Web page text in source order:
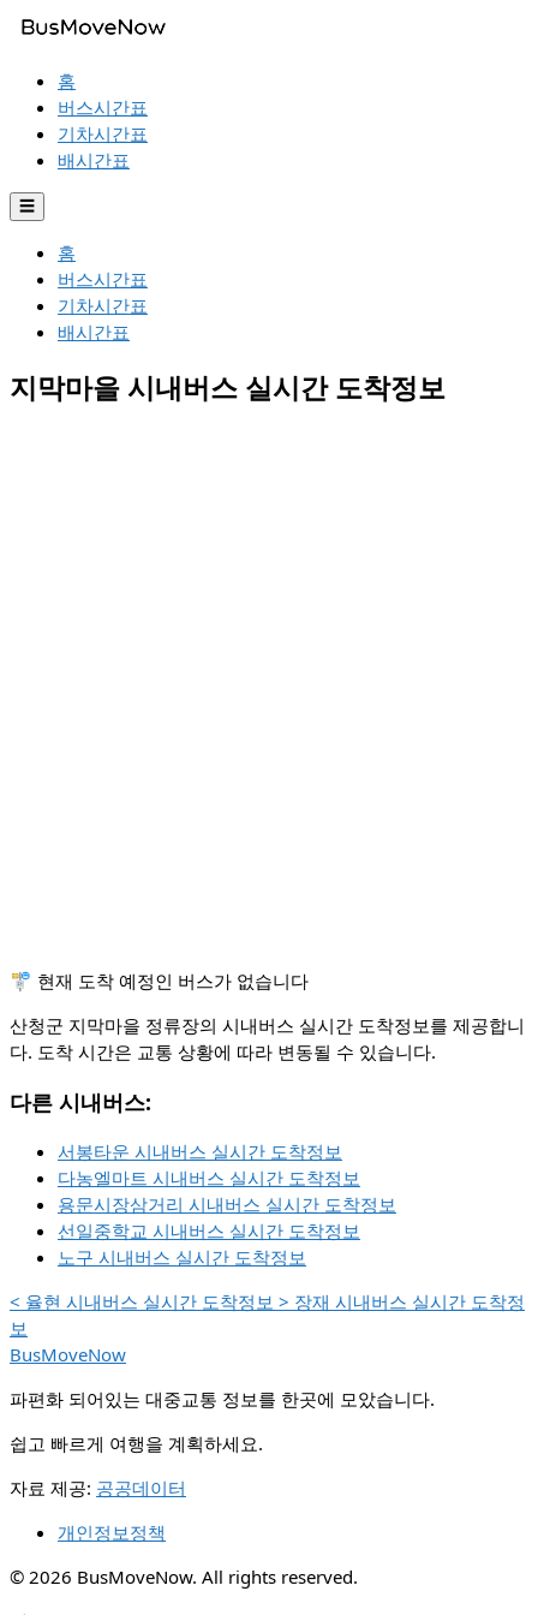
홈
버스시간표
기차시간표
배시간표
☰
홈
버스시간표
기차시간표
배시간표
지막마을 시내버스 실시간 도착정보
🚏 현재 도착 예정인 버스가 없습니다
산청군 지막마을 정류장의 시내버스 실시간 도착정보를 제공합니
다. 도착 시간은 교통 상황에 따라 변동될 수 있습니다.
다른 시내버스:
서봉타운 시내버스 실시간 도착정보
다농엘마트 시내버스 실시간 도착정보
용문시장삼거리 시내버스 실시간 도착정보
선일중학교 시내버스 실시간 도착정보
노구 시내버스 실시간 도착정보
< 율현 시내버스 실시간 도착정보 > 장재 시내버스 실시간 도착정
보
BusMoveNow
파편화 되어있는 대중교통 정보를 한곳에 모았습니다.
쉽고 빠르게 여행을 계획하세요.
자료 제공: 공공데이터
개인정보정책
© 2026 BusMoveNow. All rights reserved.